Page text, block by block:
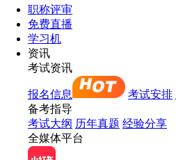
职称评审
免费直播
学习机
资讯
考试资讯
报名信息 考试安排
备考指导
考试大纲 历年真题 经验分享
全媒体平台